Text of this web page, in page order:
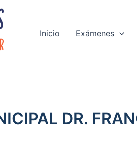
Inicio Exámenes
DR.